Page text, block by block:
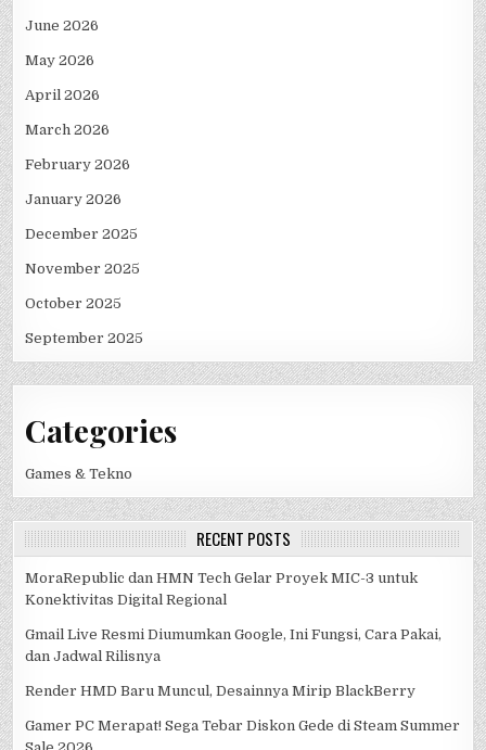
June 2026
May 2026
April 2026
March 2026
February 2026
January 2026
December 2025
November 2025
October 2025
September 2025
Categories
Games & Tekno
RECENT POSTS
MoraRepublic dan HMN Tech Gelar Proyek MIC-3 untuk
Konektivitas Digital Regional
Gmail Live Resmi Diumumkan Google, Ini Fungsi, Cara Pakai,
dan Jadwal Rilisnya
Render HMD Baru Muncul, Desainnya Mirip BlackBerry
Gamer PC Merapat! Sega Tebar Diskon Gede di Steam Summer